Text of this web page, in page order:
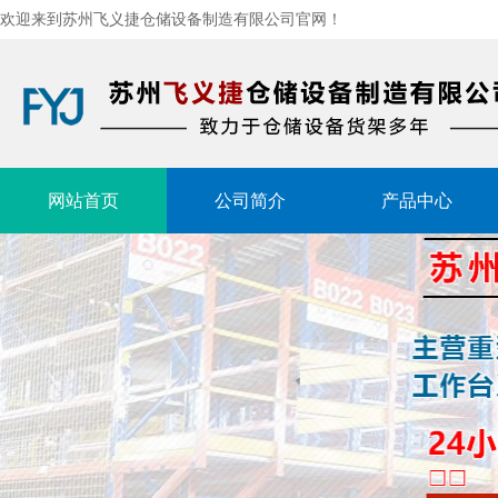
欢迎来到苏州飞义捷仓储设备制造有限公司官网！
网站首页 公司简介 产品中心